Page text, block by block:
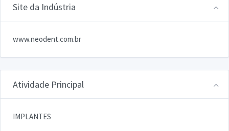
Site da Indústria
www.neodent.com.br
Atividade Principal
IMPLANTES